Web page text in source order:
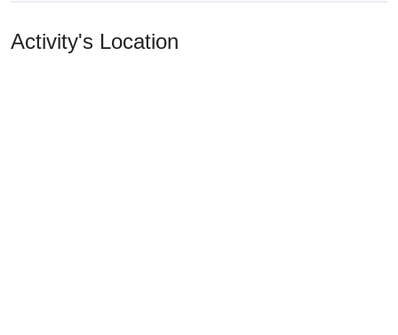
Activity's Location